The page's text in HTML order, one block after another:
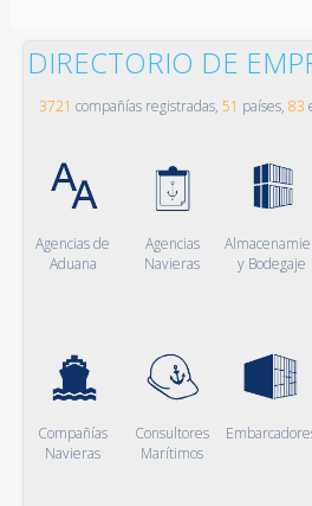
DIRECTORIO DE
3721 compañías registradas, 51 países, 83
Agencias de
Aduana
Agencias
Navieras
y Bodegaje
Compañías
Navieras
Consultores
Marítimos